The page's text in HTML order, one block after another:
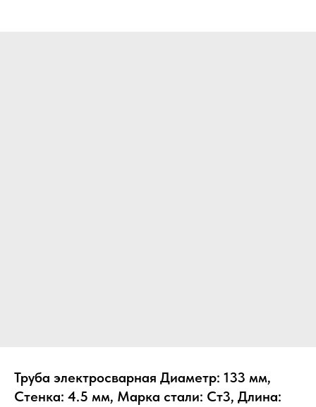
Труба электросварная Диаметр: 133 мм,
Стенка: 4.5 мм, Марка стали: Ст3, Длина: